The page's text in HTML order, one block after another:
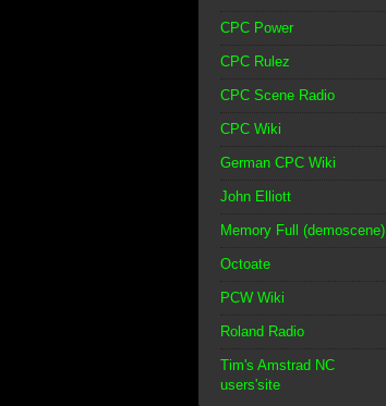
CPC Power
CPC Rulez
CPC Scene Radio
CPC Wiki
German CPC Wiki
John Elliott
Memory Full (demoscene)
Octoate
PCW Wiki
Roland Radio
Tim's Amstrad NC
users'site